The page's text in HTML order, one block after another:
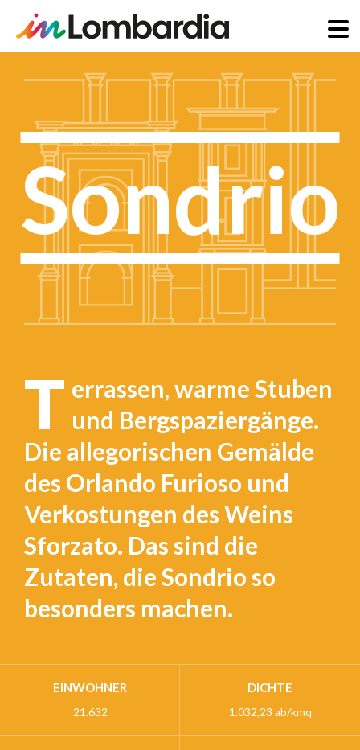
zum
T errassen, warme Stuben
und Bergspaziergänge.
Die allegorischen Gemälde
des Orlando Furioso und
Verkostungen des Weins
Sforzato. Das sind die
Zutaten, die Sondrio so
besonders machen.
Sondrio
EINWOHNER
21.632
DICHTE
1.032,23 ab/kmq